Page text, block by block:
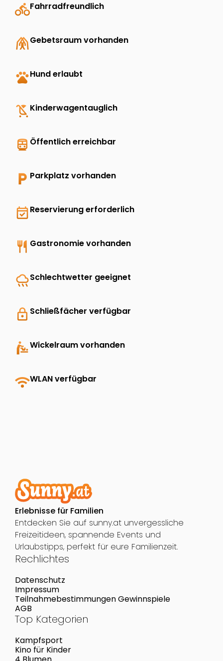
directions_bikeFahrradfreundlich
folded_handsGebetsraum vorhanden
petsHund erlaubt
child_friendlyKinderwagentauglich
directions_transit Öffentlich erreichbar
local_parking Parkplatz vorhanden
event_availableReservierung erforderlich
restaurant Gastronomie vorhanden
rainySchlechtwetter geeignet
lock Schließfächer verfügbar
baby_changing_stationWickelraum vorhanden
wifiWLAN verfügbar
Erlebnisse für Familien
Entdecken Sie auf sunny.at unvergessliche
Freizeitideen, spannende Events und
Urlaubstipps, perfekt für eure Familienzeit.
Rechlichtes
Datenschutz
Impressum
Teilnahmebestimmungen Gewinnspiele
AGB
Top Kategorien
Kampfsport
Kino für Kinder